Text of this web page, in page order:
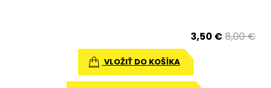
3,50 € 8,00 €
VLOŽIŤ DO KOŠÍKA